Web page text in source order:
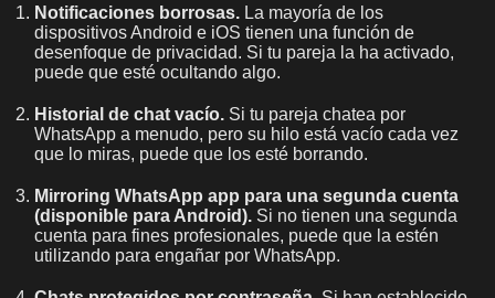
Notificaciones borrosas. La mayoría de los
dispositivos Android e iOS tienen una función de
desenfoque de privacidad. Si tu pareja la ha activado,
puede que esté ocultando algo.
Historial de chat vacío. Si tu pareja chatea por
WhatsApp a menudo, pero su hilo está vacío cada vez
que lo miras, puede que los esté borrando.
Mirroring WhatsApp app para una segunda cuenta
(disponible para Android). Si no tienen una segunda
cuenta para fines profesionales, puede que la estén
utilizando para engañar por WhatsApp.